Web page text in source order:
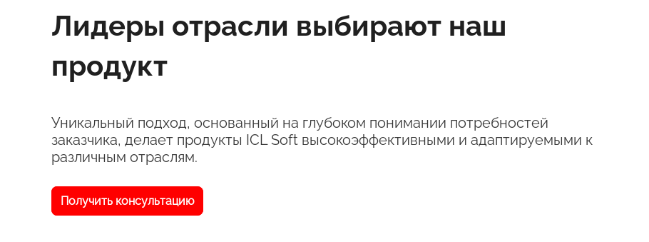
Лидеры отрасли выбирают наш
продукт
Уникальный подход, основанный на глубоком понимании потребностей
заказчика, делает продукты ICL Soft высокоэффективными и адаптируемыми к
различным отраслям.
Получить консультацию